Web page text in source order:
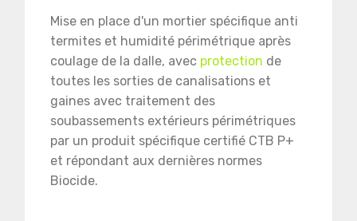
Mise en place d'un mortier spécifique anti
termites et humidité périmétrique après
coulage de la dalle, avec protection de
toutes les sorties de canalisations et
gaines avec traitement des
soubassements extérieurs périmétriques
par un produit spécifique certifié CTB P+
et répondant aux dernières normes
Biocide.